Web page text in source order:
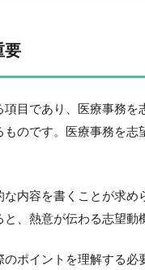
要
目であり、医療事務
のです。医療事務を
内容を書くことが求
、熱意が伝わる志望動
ポイントを理解する